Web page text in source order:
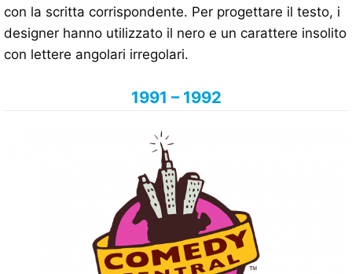
con la scritta corrispondente. Per progettare il testo, i
designer hanno utilizzato il nero e un carattere insolito
con lettere angolari irregolari.
1991 – 1992